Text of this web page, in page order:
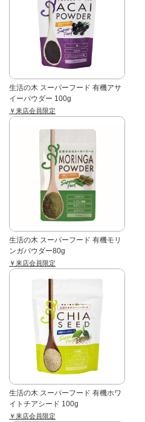
生活の木 スーパーフード 有機アサ
イーパウダー 100g
￥来店会員限定
生活の木 スーパーフード 有機モリ
ンガパウダー80g
￥来店会員限定
生活の木 スーパーフード 有機ホワ
イトチアシード 100g
￥来店会員限定